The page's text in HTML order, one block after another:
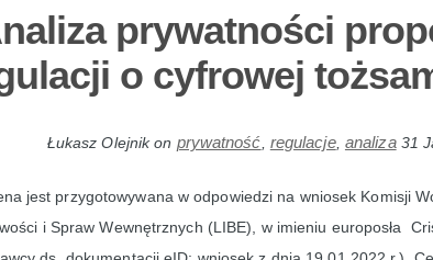
prywatności
o cyfrowej
Łukasz Olejnikon prywatność regulacje, analiza 31
jest przygotowywana w odpowiedzi na wniosek Komisji
i Spraw Wewnętrznych (LIBE), w imieniu europosła